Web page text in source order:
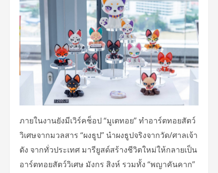
ภายในงานยังมีเวิร์คช็อป “มูเตทอย” ทำอาร์ตทอยสัตว์
วิเศษจากมวลสาร “ผงธูป” นำผงธูปจริงจากวัด/ศาลเจ้า
ดัง จากทั่วประเทศ มารียูสด์สร้างชีวิตใหม่ให้กลายเป็น
อาร์ตทอยสัตว์วิเศษ มังกร สิงห์ รวมทั้ง “พญาคันคาก”